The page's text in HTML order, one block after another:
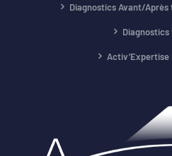
Diagnostics Avant/
Activ’Expertise